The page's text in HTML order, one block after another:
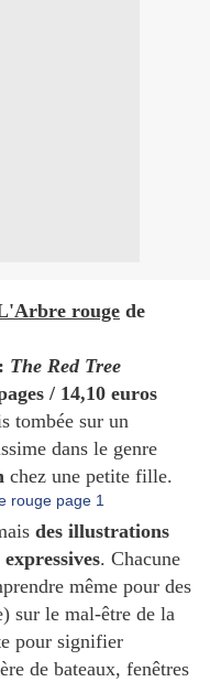
rouge de
The Red Tree
/ 14,10 euros
tombée sur un
dans le genre
chez une petite fille.
des illustrations
. Chacune
même pour des
sur le mal-être de la
pour signifier
de bateaux, fenêtres